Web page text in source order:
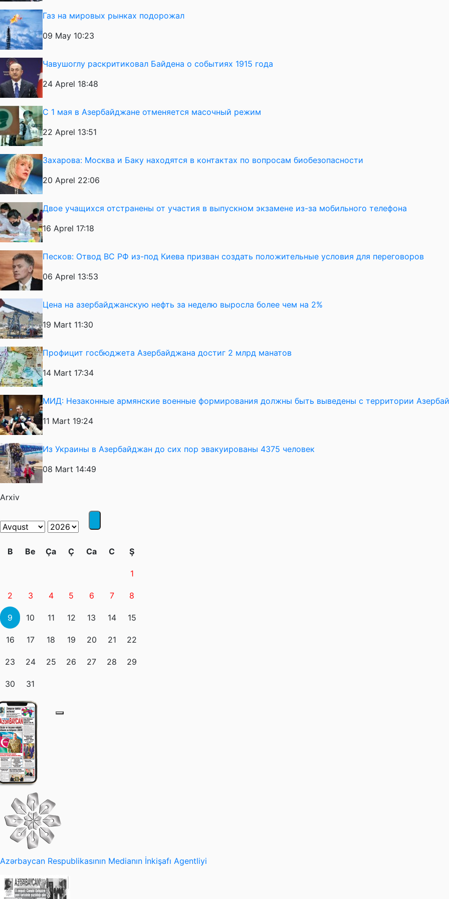
Газ на мировых рынках подорожал
09 May 10:23
Чавушоглу раскритиковал Байдена о событиях 1915 года
24 Aprel 18:48
С 1 мая в Азербайджане отменяется масочный режим
22 Aprel 13:51
Захарова: Москва и Баку находятся в контактах по вопросам биобезопасности
20 Aprel 22:06
Двое учащихся отстранены от участия в выпускном экзамене из-за мобильного телефона
16 Aprel 17:18
Песков: Отвод ВС РФ из-под Киева призван создать положительные условия для переговоров
06 Aprel 13:53
Цена на азербайджанскую нефть за неделю выросла более чем на 2%
19 Mart 11:30
Профицит госбюджета Азербайджана достиг 2 млрд манатов
14 Mart 17:34
МИД: Незаконные армянские военные формирования должны быть выведены с территории
11 Mart 19:24
Из Украины в Азербайджан до сих пор эвакуированы 4375 человек
08 Mart 14:49
Arxiv
B Be Ça Ç Ca C Ş
1
2 3 4 5 6 7 8
9 10 11 12 13 14 15
16 17 18 19 20 21 22
23 24 25 26 27 28 29
30 31
Azərbaycan Respublikasının Medianın İnkişafı Agentliyi